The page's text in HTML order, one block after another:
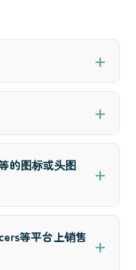
的图标或头图
等平台上销售